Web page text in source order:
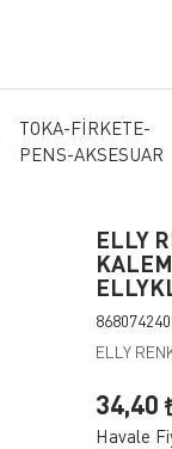
TOKA-FİRKETE-
PENS-AKSESUAR
ELLY
ELLY
34,40
Havale